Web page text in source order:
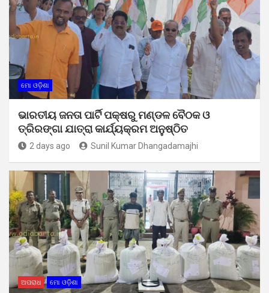
ମୋ ଓଡ଼ିଶା
ଭାରତୀୟ ଜନତା ପାର୍ଟି ପକ୍ଷରୁ ମଣ୍ଡଳ ବୈଠକ ଓ
ତ୍ରିରଙ୍ଗା ଯାତ୍ରା କାର୍ଯ୍ୟକ୍ରମ ଅନୁଷ୍ଠିତ
2 days ago Sunil Kumar Dhangadamajhi
ଅପରାଧ ମୋ ଓଡ଼ିଶା